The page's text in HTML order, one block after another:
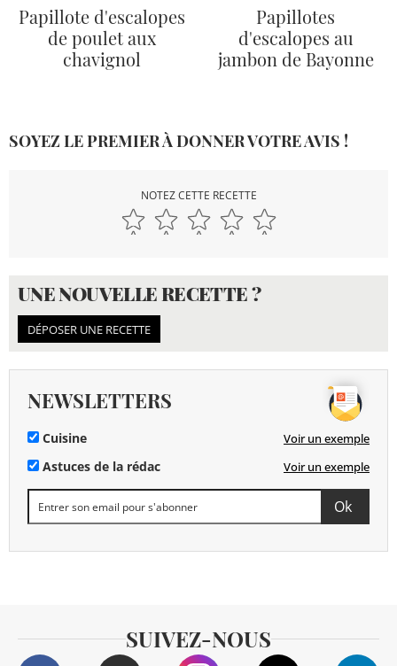
Papillote d'escalopes
de poulet aux
chavignol
Papillotes
d'escalopes au
jambon de Bayonne
SOYEZ LE PREMIER À DONNER VOTRE AVIS !
NOTEZ CETTE RECETTE
UNE NOUVELLE RECETTE ?
DÉPOSER UNE RECETTE
NEWSLETTERS
Cuisine Voir un exemple
Astuces de la rédac Voir un exemple
SUIVEZ-NOUS